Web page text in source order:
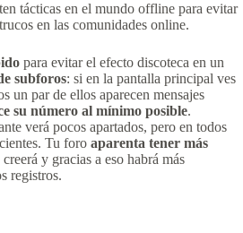
tácticas en el mundo offline para evitar
en las comunidades online.
para evitar el efecto discoteca en un
subforos: si en la pantalla principal ves
un par de ellos aparecen mensajes
su número al mínimo posible.
verá pocos apartados, pero en todos
Tu foro aparenta tener más
y gracias a eso habrá más
registros.